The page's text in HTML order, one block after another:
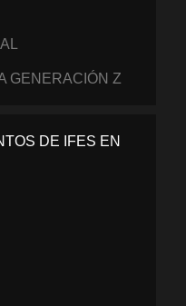
GENERACIÓN Z
DE IFES EN